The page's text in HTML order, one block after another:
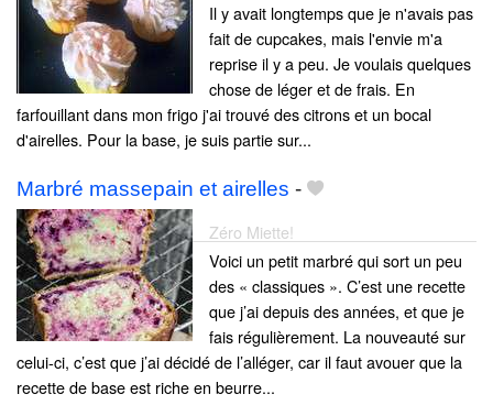
Il y avait longtemps que je n'avais pas
fait de cupcakes, mais l'envie m'a
reprise il y a peu. Je voulais quelques
chose de léger et de frais. En
farfouillant dans mon frigo j'ai trouvé des citrons et un bocal
d'airelles. Pour la base, je suis partie sur...
Marbré massepain et airelles -
Zéro Miette!
Voici un petit marbré qui sort un peu
des « classiques ». C’est une recette
que j’ai depuis des années, et que je
fais régulièrement. La nouveauté sur
celui-ci, c’est que j’ai décidé de l’alléger, car il faut avouer que la
recette de base est riche en beurre...